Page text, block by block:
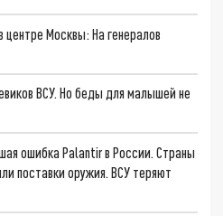
Москвы: На генералов
ВСУ. Но беды для малышей не
ошибка Palantir в России. Страны
поставки оружия. ВСУ теряют